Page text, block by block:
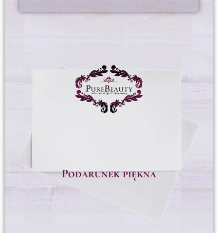
Podarunek piękna